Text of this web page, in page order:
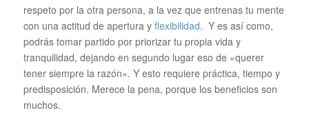
respeto por la otra persona, a la vez que entrenas tu mente
con una actitud de apertura y flexibilidad. Y es así como,
podrás tomar partido por priorizar tu propia vida y
tranquilidad, dejando en segundo lugar eso de «querer
tener siempre la razón». Y esto requiere práctica, tiempo y
predisposición. Merece la pena, porque los beneficios son
muchos.